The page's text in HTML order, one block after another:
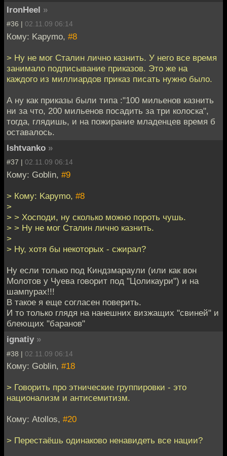
IronHeel »
#36 | 02.11.09 06:14
Кому: Kapymo, #8
> Ну не мог Сталин лично казнить. У него все время
занимало подписывание приказов. Это же на
каждого из миллиардов приказ писать нужно было.
А ну как приказы были типа :"100 мильенов казнить
ни за что, 200 мильенов посадить за три колоска",
тогда, глядишь, и на пожирание младенцев время б
оставалось.
Ishtvanko »
#37 | 02.11.09 06:14
Кому: Goblin, #9
> Кому: Kapymo, #8
>
> > Хосподи, ну сколько можно пороть чушь.
> > Ну не мог Сталин лично казнить.
>
> Ну, хотя бы некоторых - сжирал?
Ну если только под Киндзмараули (или как вон
Молотов у Чуева говорит под "Цоликаури") и на
шампурах!!!
В такое я еще согласен поверить.
И то только глядя на нанешних визжащих "свиней" и
блеющих "баранов"
ignatiy »
#38 | 02.11.09 06:14
Кому: Goblin, #18
> Говорить про этнические группировки - это
национализм и антисемитизм.
Кому: Atollos, #20
> Перестаёшь одинаково ненавидеть все нации?